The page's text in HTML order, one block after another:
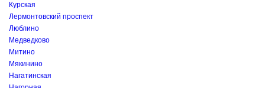
Курская
Лермонтовский проспект
Люблино
Медведково
Митино
Мякинино
Нагатинская